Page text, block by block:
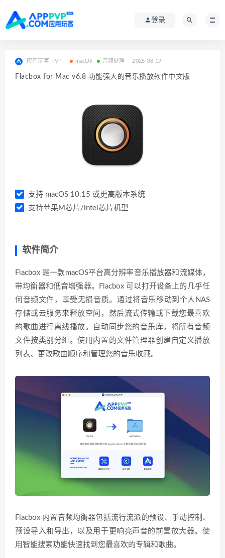
登录
应用玩客-PVP macOS 音频处理 2025-08-19
Flacbox for Mac v6.8 功能强大的音乐播放软件中文版
支持 macOS 10.15 或更高版本系统
支持苹果M芯片/intel芯片机型
软件简介
Flacbox 是一款macOS平台高分辨率音乐播放器和流媒体，
带均衡器和低音增强器。Flacbox 可以打开设备上的几乎任
何音频文件，享受无损音质。通过将音乐移动到个人NAS
存储或云服务来释放空间，然后流式传输或下载您最喜欢
的歌曲进行离线播放。自动同步您的音乐库，将所有音频
文件按类别分组。使用内置的文件管理器创建自定义播放
列表、更改歌曲顺序和管理您的音乐收藏。
Flacbox 内置音频均衡器包括流行流派的预设、手动控制、
预设导入和导出，以及用于更响亮声音的前置放大器。使
用智能搜索功能快速找到您最喜欢的专辑和歌曲。